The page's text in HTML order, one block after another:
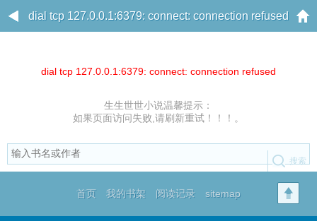
dial tcp 127.0.0.1:6379: connect: connection refused
dial tcp 127.0.0.1:6379: connect: connection refused
生生世世小说温馨提示：
如果页面访问失败,请刷新重试！！！。
首页 我的书架 阅读记录 sitemap